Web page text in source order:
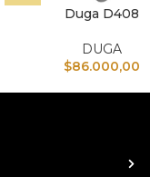
Duga D408
DUGA
$86.000,00